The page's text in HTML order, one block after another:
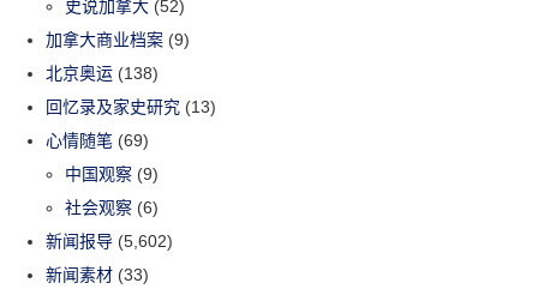
史说加拿大 (52)
加拿大商业档案 (9)
北京奥运 (138)
回忆录及家史研究 (13)
心情随笔 (69)
中国观察 (9)
社会观察 (6)
新闻报导 (5,602)
新闻素材 (33)